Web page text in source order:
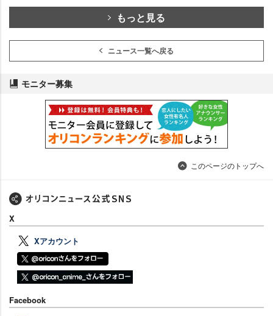
もっと見る
ニュース一覧へ戻る
モニター募集
このページのトップへ
X
Xアカウント
Facebook